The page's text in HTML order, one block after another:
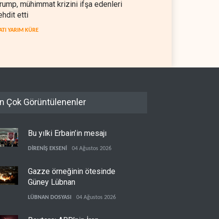
Trump Batı
sağladı
mühimmat krizini ifşa edenleri
etti
YARIM KÜRE
Çok Görüntülenenler
Bu yılki Erbain’in mesajı
DİRENİŞ EKSENİ 04 Ağustos 2026
Gazze örneğinin ötesinde
Güney Lübnan
LÜBNAN DOSYASI 04 Ağustos 2026